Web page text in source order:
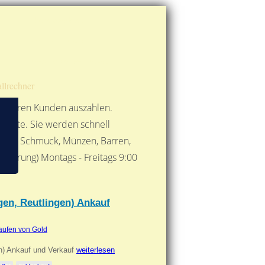
Kunden auszahlen.
Sie werden schnell
Schmuck, Münzen, Barren,
Montags - Freitags 9:00
Reutlingen) Ankauf
von Gold
Ankauf und Verkauf weiterlesen